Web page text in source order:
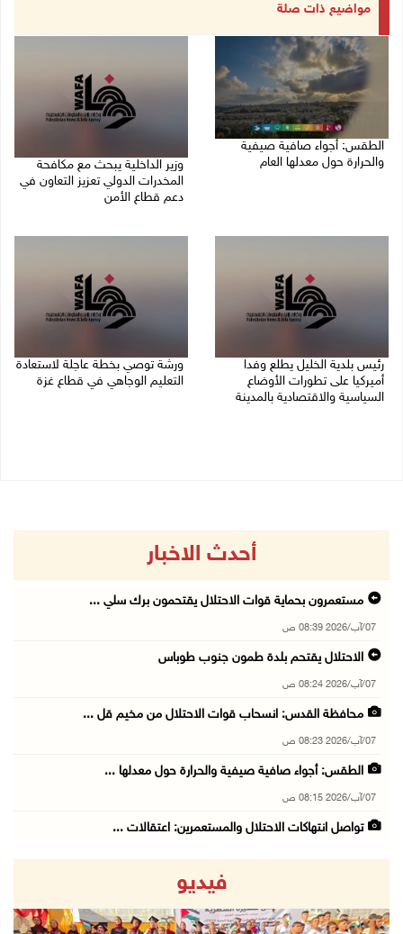
مواضيع ذات صلة
الطقس: أجواء صافية صيفية
والحرارة حول معدلها العام
وزير الداخلية يبحث مع مكافحة
المخدرات الدولي تعزيز التعاون في
دعم قطاع الأمن
رئيس بلدية الخليل يطلع وفدا
أميركيا على تطورات الأوضاع
السياسية والاقتصادية بالمدينة
ورشة توصي بخطة عاجلة لاستعادة
التعليم الوجاهي في قطاع غزة
أحدث الاخبار
مستعمرون بحماية قوات الاحتلال يقتحمون برك سلي ...
07/آب/2026 08:39 ص
الاحتلال يقتحم بلدة طمون جنوب طوباس
07/آب/2026 08:24 ص
محافظة القدس: انسحاب قوات الاحتلال من مخيم قل ...
07/آب/2026 08:23 ص
الطقس: أجواء صافية صيفية والحرارة حول معدلها ...
07/آب/2026 08:15 ص
تواصل انتهاكات الاحتلال والمستعمرين: اعتقالات ...
الاحتلال يخطر باقتلاع أشجار من 310 دونمات وال ...
06/آب/2026 11:14 م
فيديو